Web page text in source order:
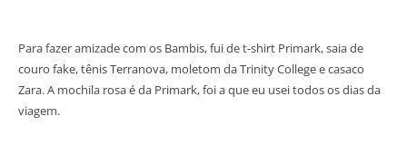
Para fazer amizade com os Bambis, fui de t-shirt Primark, saia de
couro fake, tênis Terranova, moletom da Trinity College e casaco
Zara. A mochila rosa é da Primark, foi a que eu usei todos os dias da
viagem.